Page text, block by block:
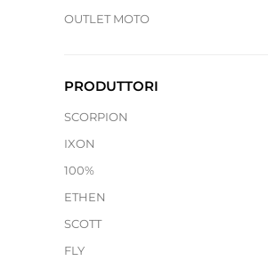
OUTLET MOTO
PRODUTTORI
SCORPION
IXON
100%
ETHEN
SCOTT
FLY